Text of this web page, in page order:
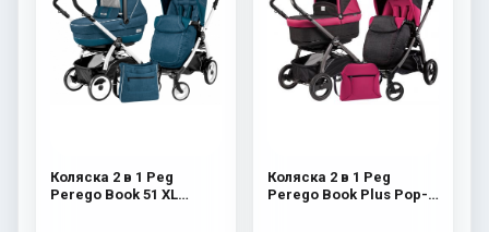
Коляска 2 в 1 Peg
Perego Book 51 XL
Коляска 2 в 1 Peg
Perego Book Plus Pop-